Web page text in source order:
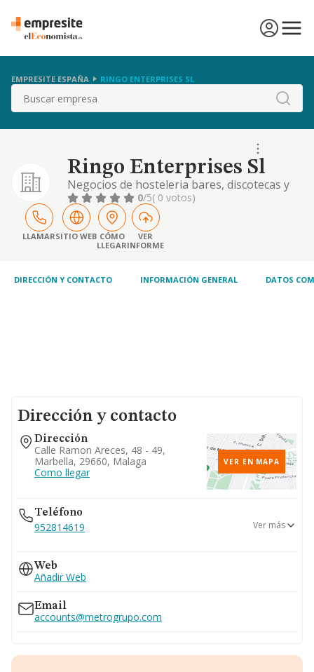
EMPRESITE ESPAÑA RINGO ENTERPRISES SL
Buscar
Ringo Enterprises Sl
Negocios de hosteleria bares, discotecas y
salas de fiesta, tanto por cuenta propia
como ajena.
0/5( 0 votos)
LLAMARSITIO WEB CÓMO
LLEGAR
VER
INFORME
DIRECCIÓN Y CONTACTO INFORMACIÓN GENERAL DATOS
Dirección y contacto
Dirección
Calle Ramon Areces, 48 - 49,
Marbella, 29660, Malaga
Como llegar
VER EN MAPA
Teléfono
952814619
952814283
925784146
Ver más
Web
Añadir Web
Email
accounts@metrogrupo.com